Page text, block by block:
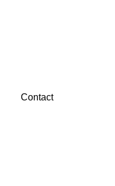
Contact